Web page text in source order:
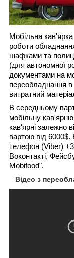
Мобільна
роботи
шафками та
(для автономної
документами на
переобладнання в
витратний
В середньому
мобільну
кав'ярні залежно
вартою від 6000$.
телефон (Viber) +3
Воконтакті,
Mobifood".
Відео з